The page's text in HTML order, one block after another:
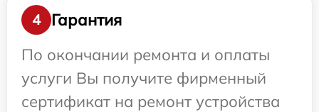
4
Гарантия
По окончании ремонта и оплаты
услуги Вы получите фирменный
сертификат на ремонт устройства